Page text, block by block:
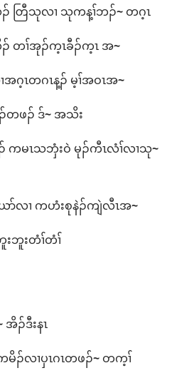
တြီ​သု​လၢ သု​က​န့ၢ်ဘၣ်~တဂ့ၤ
တၢ်​အုၣ်က့ၤ​ခီၣ်က့ၤ အ~
အဂ့ၤ​တဂၤ​န့ၣ်​ မ့ၢ်​အဝၤ​အ~
ဖၣ်​ ဒ်~အသိး
က​မၤ​သဘှံး​ဝဲ မုၣ်ကီၤလံၢ်​လၢ​သု~
ာ်​လၢ က​ဟံးစု​နဲၣ်ကျဲ​လီၤ​အ~
ဘူး​တံၢ်တံၢ်
အိၣ်ဒီး​နၤ
ၣ်​လၢ​ပှၤဂၤ​တဖၣ်~တက့ၢ်